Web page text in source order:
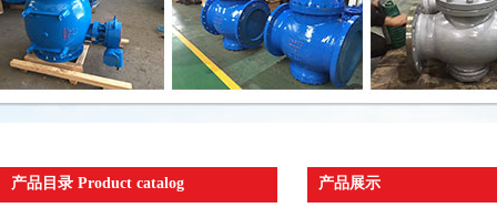
产品目录 Product catalog 产品展示